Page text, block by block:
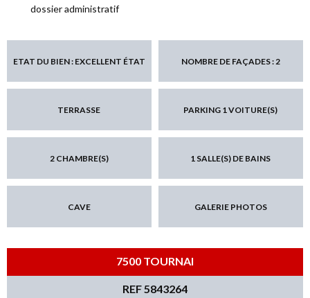
dossier administratif
ETAT DU BIEN : EXCELLENT ÉTAT NOMBRE DE FAÇADES : 2
TERRASSE PARKING 1 VOITURE(S)
2 CHAMBRE(S) 1 SALLE(S) DE BAINS
CAVE GALERIE PHOTOS
7500 TOURNAI
REF 5843264